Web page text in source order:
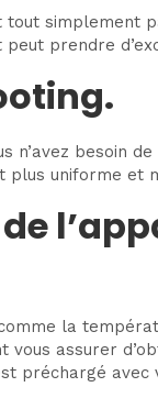
tout
prendre
n’avez besoin
uniforme et
la
assurer
préchargé